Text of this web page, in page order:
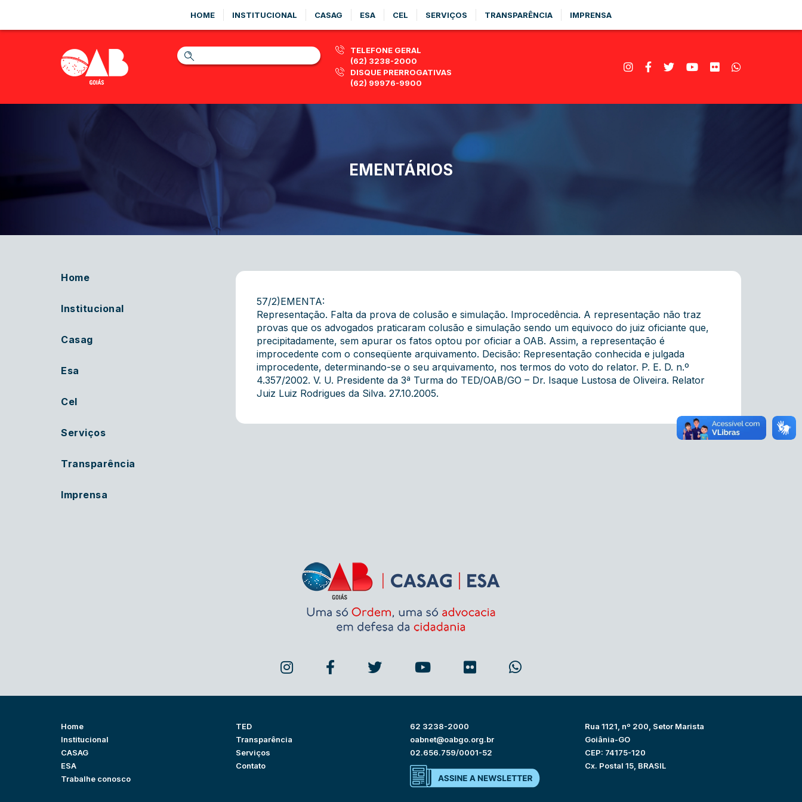
HOME INSTITUCIONAL CASAG ESA CEL SERVIÇOS TRANSPARÊNCIA IMPRENSA
TELEFONE GERAL
(62) 3238-2000
DISQUE PRERROGATIVAS
(62) 99976-9900
EMENTÁRIOS
Home
Institucional
Casag
Esa
Cel
Serviços
Transparência
Imprensa
57/2)EMENTA:
Representação. Falta da prova de colusão e simulação. Improcedência. A representação não traz
provas que os advogados praticaram colusão e simulação sendo um equivoco do juiz oficiante que,
precipitadamente, sem apurar os fatos optou por oficiar a OAB. Assim, a representação é
improcedente com o conseqüente arquivamento. Decisão: Representação conhecida e julgada
improcedente, determinando-se o seu arquivamento, nos termos do voto do relator. P. E. D. n.º
4.357/2002. V. U. Presidente da 3ª Turma do TED/OAB/GO – Dr. Isaque Lustosa de Oliveira. Relator 
Juiz Luiz Rodrigues da Silva. 27.10.2005.
Home
Institucional
CASAG
ESA
Trabalhe conosco
TED
Transparência
Serviços
Contato
62 3238-2000
oabnet@oabgo.org.br
02.656.759/0001-52
Rua 1121, nº 200, Setor Marista
Goiânia-GO
CEP: 74175-120
Cx. Postal 15, BRASIL